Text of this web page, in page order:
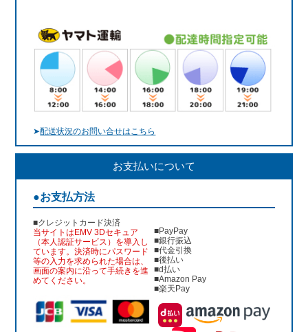
➤配送状況のお問い合せはこちら
お支払いについて
●お支払方法
■クレジットカード決済
当サイトはEMV 3Dセキュア
（本人認証サービス）を導入し
ています。決済時にパスワード
等の入力を求められた場合は、
画面の案内に沿って手続きを進
めてください。
■PayPay
■銀行振込
■代金引換
■後払い
■d払い
■Amazon Pay
■楽天Pay